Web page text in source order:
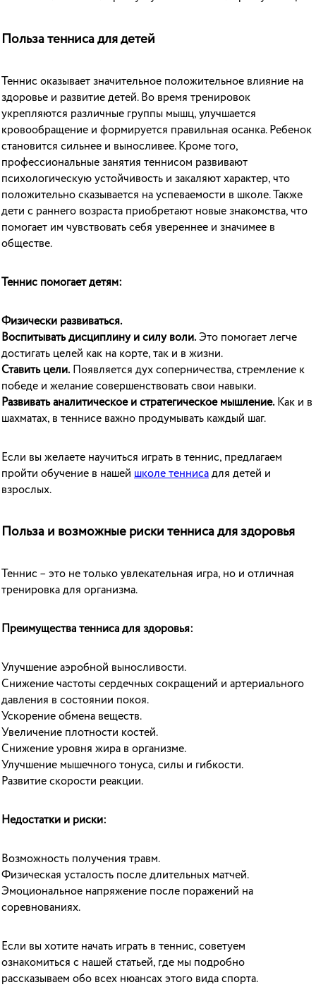
Польза тенниса для детей
Теннис оказывает значительное положительное влияние на
здоровье и развитие детей. Во время тренировок
укрепляются различные группы мышц, улучшается
кровообращение и формируется правильная осанка. Ребенок
становится сильнее и выносливее. Кроме того,
профессиональные занятия теннисом развивают
психологическую устойчивость и закаляют характер, что
положительно сказывается на успеваемости в школе. Также
дети с раннего возраста приобретают новые знакомства, что
помогает им чувствовать себя увереннее и значимее в
обществе.
Теннис помогает детям:
Физически развиваться.
Воспитывать дисциплину и силу воли.Это помогает легче
достигать целей как на корте, так и в жизни.
Ставить цели. Появляется дух соперничества, стремление к
победе и желание совершенствовать свои навыки.
Развивать аналитическое и стратегическое мышление. Как и в
шахматах, в теннисе важно продумывать каждый шаг.
Если вы желаете научиться играть в теннис, предлагаем
пройти обучение в нашей школе теннисадля детей и
взрослых.
Польза и возможные риски тенниса для здоровья
Теннис – это не только увлекательная игра, но и отличная
тренировка для организма.
Преимущества тенниса для здоровья:
Улучшение аэробной выносливости.
Снижение частоты сердечных сокращений и артериального
давления в состоянии покоя.
Ускорение обмена веществ.
Увеличение плотности костей.
Снижение уровня жира в организме.
Улучшение мышечного тонуса, силы и гибкости.
Развитие скорости реакции.
Недостатки и риски:
Возможность получения травм.
Физическая усталость после длительных матчей.
Эмоциональное напряжение после поражений на
соревнованиях.
Если вы хотите начать играть в теннис, советуем
ознакомиться с нашей статьей, где мы подробно
рассказываем обо всех нюансах этого вида спорта.